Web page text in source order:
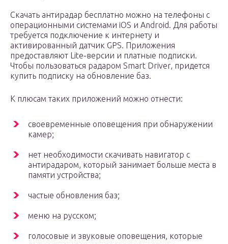
Скачать антирадар бесплатно можно на телефоны с
операционными системами iOS и Android. Для работы
требуется подключение к интернету и
активированный датчик GPS. Приложения
предоставляют Lite-версии и платные подписки.
Чтобы пользоваться радаром Smart Driver, придется
купить подписку на обновление баз.
К плюсам таких приложений можно отнести:
своевременные оповещения при обнаружении
камер;
нет необходимости скачивать навигатор с
антирадаром, который занимает больше места в
памяти устройства;
частые обновления баз;
меню на русском;
голосовые и звуковые оповещения, которые